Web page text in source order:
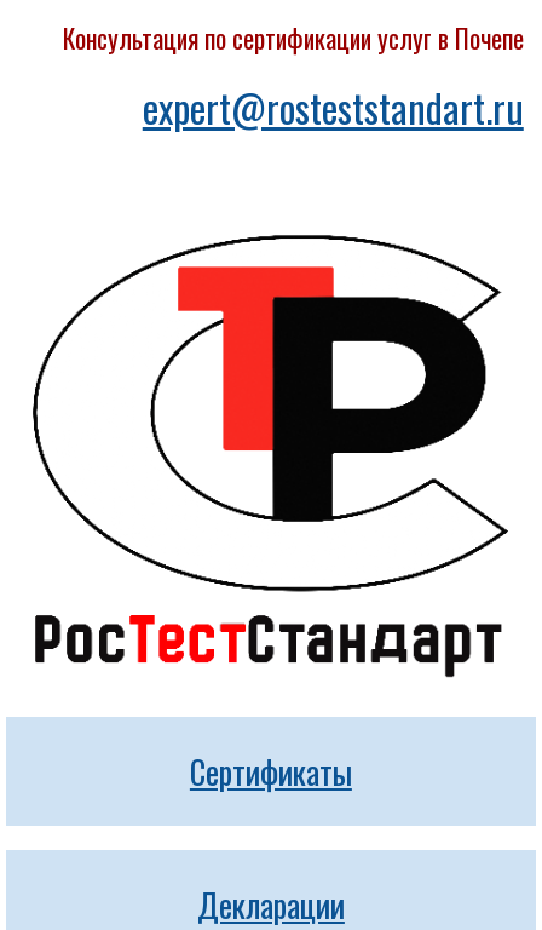
Консультация по сертификации услуг в Почепе
expert@rosteststandart.ru
Сертификаты
Декларации